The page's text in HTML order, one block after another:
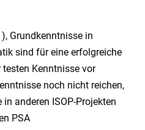
Grundkenntnisse in
sind für eine erfolgreiche
Kenntnisse vor
noch nicht reichen,
anderen ISOP-Projekten
PSA